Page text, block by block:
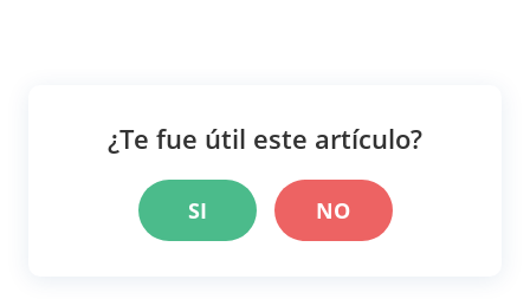
¿Te fue útil este artículo?
SI NO